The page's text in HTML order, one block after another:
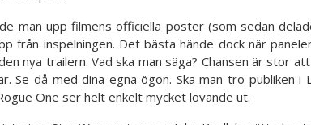
man upp filmens officiella poster (som sedan
från inspelningen. Det bästa hände dock när
nya trailern. Vad ska man säga? Chansen är stor
Se då med dina egna ögon. Ska man tro publiken i
One ser helt enkelt mycket lovande ut.